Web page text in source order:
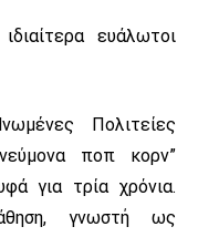
ευάλωτοι
Πολιτείες
ποπ κορν”
για τρία χρόνια.
γνωστή ως